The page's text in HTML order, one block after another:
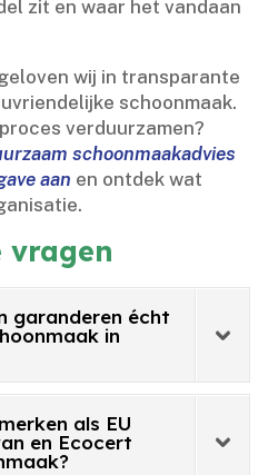
zit en waar het vandaan
wij in transparante
schoonmaak.​
verduurzamen?
schoonmaakadvies
aan en ontdek wat
vragen
garanderen écht
in
als EU
en Ecocert